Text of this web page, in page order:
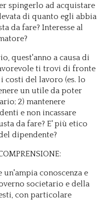
spingerlo ad acquistare
di quanto egli abbia
da fare? Interesse al
quest'anno a causa di
ti trovi di fronte
costi del lavoro (es. lo
un utile da poter
2) mantenere
e non incassare
da fare? E' più etico
dipendente?
conoscenza e
societario e della
con particolare